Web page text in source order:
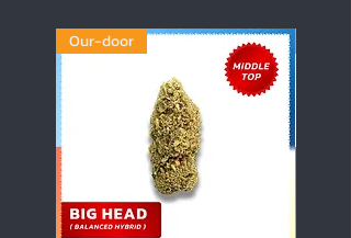
Our-door